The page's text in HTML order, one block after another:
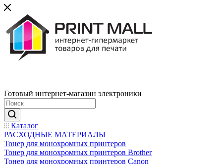
Готовый интернет-магазин электроники
Каталог
РАСХОДНЫЕ МАТЕРИАЛЫ
Тонер для монохромных принтеров
Тонер для монохромных принтеров Brother
Тонер для монохромных принтеров Canon